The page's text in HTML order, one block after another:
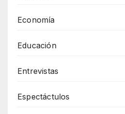
Economía
Educación
Entrevistas
Espectáctulos